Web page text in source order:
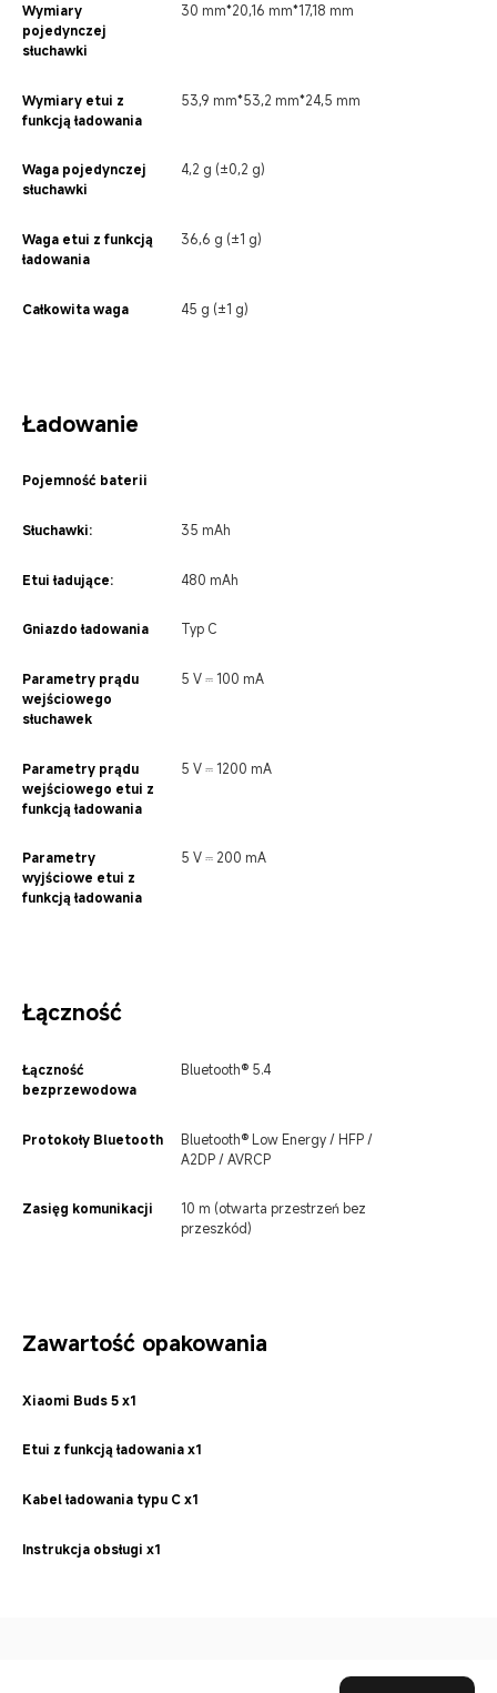
Wymiary
pojedynczej
słuchawki
30 mm*20,16 mm*17,18 mm
Wymiary etui z
funkcją ładowania
53,9 mm*53,2 mm*24,5 mm
Waga pojedynczej
słuchawki
4,2 g (±0,2 g)
Waga etui z funkcją
ładowania
36,6 g (±1 g)
Całkowita waga 45 g (±1 g)
Ładowanie
Pojemność baterii
Słuchawki: 35 mAh
Etui ładujące: 480 mAh
Gniazdo ładowania Typ C
Parametry prądu
wejściowego
słuchawek
5 V ⎓ 100 mA
Parametry prądu
wejściowego etui z
funkcją ładowania
5 V ⎓ 1200 mA
Parametry
wyjściowe etui z
funkcją ładowania
5 V ⎓ 200 mA
Łączność
Łączność
bezprzewodowa
Bluetooth® 5.4
Protokoły Bluetooth
Bluetooth® Low Energy / HFP /
A2DP / AVRCP
Zasięg komunikacji
10 m (otwarta przestrzeń bez
przeszkód)
Zawartość opakowania
Xiaomi Buds 5 x1
Etui z funkcją ładowania x1
Kabel ładowania typu C x1
Instrukcja obsługi x1